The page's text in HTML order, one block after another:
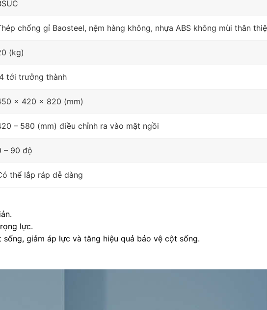
chống gỉ Baosteel, nệm hàng không, nhựa ABS không mùi thân
(kg)
4 tới trưởng thành
x 420 x 820 (mm)
– 580 (mm) điều chỉnh ra vào mặt ngồi
– 90 độ
thể lắp ráp dễ dàng
lực.
giảm áp lực và tăng hiệu quả bảo vệ cột sống.